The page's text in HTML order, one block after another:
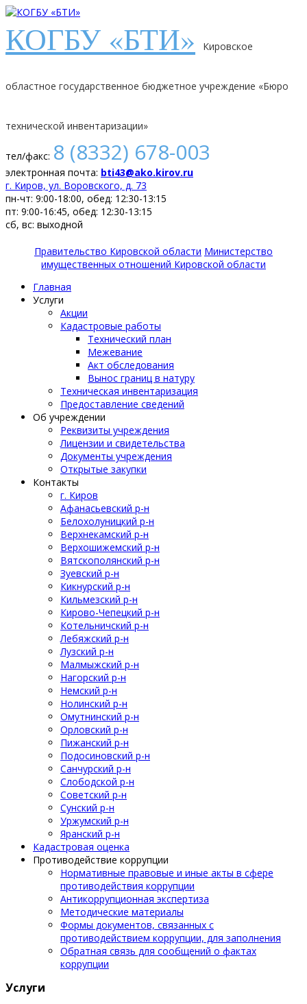
КОГБУ «БТИ» Кировское
областное государственное бюджетное учреждение «Бюро
технической инвентаризации»
тел/факс: 8 (8332) 678-003
электронная почта: bti43@ako.kirov.ru
г. Киров, ул. Воровского, д. 73
пн-чт: 9:00-18:00, обед: 12:30-13:15
пт: 9:00-16:45, обед: 12:30-13:15
сб, вс: выходной
Правительство Кировской области Министерство
имущественных отношений Кировской области
Главная
Услуги
Акции
Кадастровые работы
Технический план
Межевание
Акт обследования
Вынос границ в натуру
Техническая инвентаризация
Предоставление сведений
Об учреждении
Реквизиты учреждения
Лицензии и свидетельства
Документы учреждения
Открытые закупки
Контакты
г. Киров
Афанасьевский р-н
Белохолуницкий р-н
Верхнекамский р-н
Верхошижемский р-н
Вятскополянский р-н
Зуевский р-н
Кикнурский р-н
Кильмезский р-н
Кирово-Чепецкий р-н
Котельничский р-н
Лебяжский р-н
Лузский р-н
Малмыжский р-н
Нагорский р-н
Немский р-н
Нолинский р-н
Омутнинский р-н
Орловский р-н
Пижанский р-н
Подосиновский р-н
Санчурский р-н
Слободской р-н
Советский р-н
Сунский р-н
Уржумский р-н
Яранский р-н
Кадастровая оценка
Противодействие коррупции
Нормативные правовые и иные акты в сфере
противодействия коррупции
Антикоррупционная экспертиза
Методические материалы
Формы документов, связанных с
противодействием коррупции, для заполнения
Обратная связь для сообщений о фактах
коррупции
Услуги